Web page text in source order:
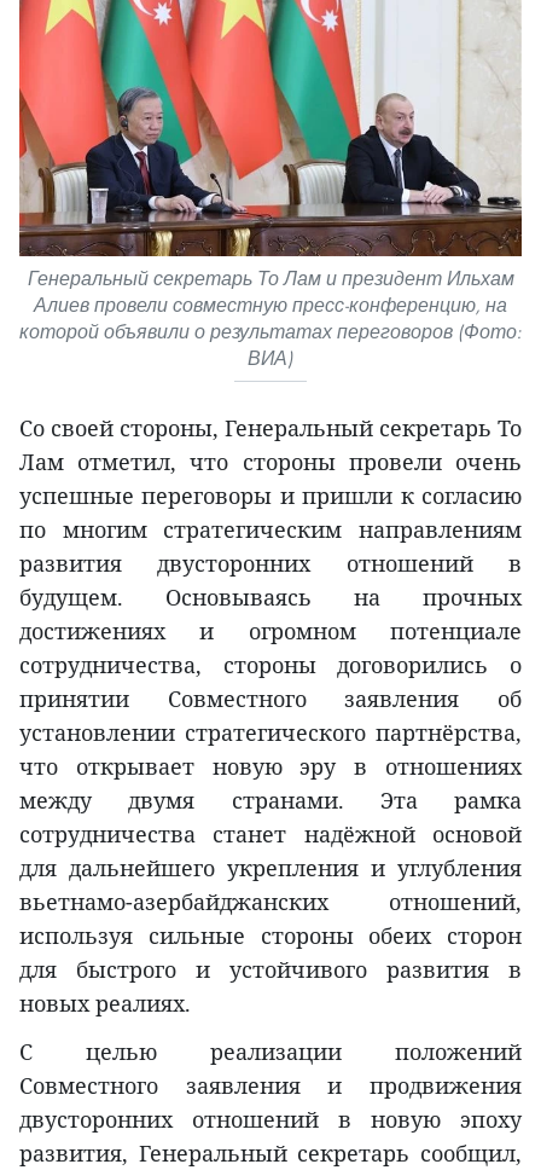
Генеральный секретарь То Лам и президент Ильхам
Алиев провели совместную пресс-конференцию, на
которой объявили о результатах переговоров (Фото:
ВИА)
Со своей стороны, Генеральный секретарь То
Лам отметил, что стороны провели очень
успешные переговоры и пришли к согласию
по многим стратегическим направлениям
развития двусторонних отношений в
будущем. Основываясь на прочных
достижениях и огромном потенциале
сотрудничества, стороны договорились о
принятии Совместного заявления об
установлении стратегического партнёрства,
что открывает новую эру в отношениях
между двумя странами. Эта рамка
сотрудничества станет надёжной основой
для дальнейшего укрепления и углубления
вьетнамо-азербайджанских отношений,
используя сильные стороны обеих сторон
для быстрого и устойчивого развития в
новых реалиях.
С целью реализации положений
Совместного заявления и продвижения
двусторонних отношений в новую эпоху
развития, Генеральный секретарь сообщил,